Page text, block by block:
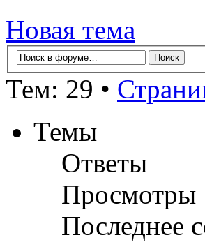
Новая тема
Тем: 29 •
Темы
Ответы
Просмотры
Последнее